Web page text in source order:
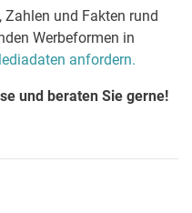
Zahlen und Fakten rund
Werbeformen in
anfordern.
und beraten Sie gerne!